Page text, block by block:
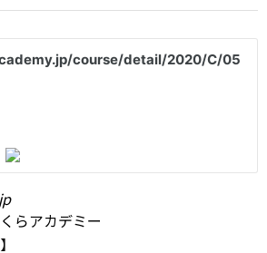
らアカデミー